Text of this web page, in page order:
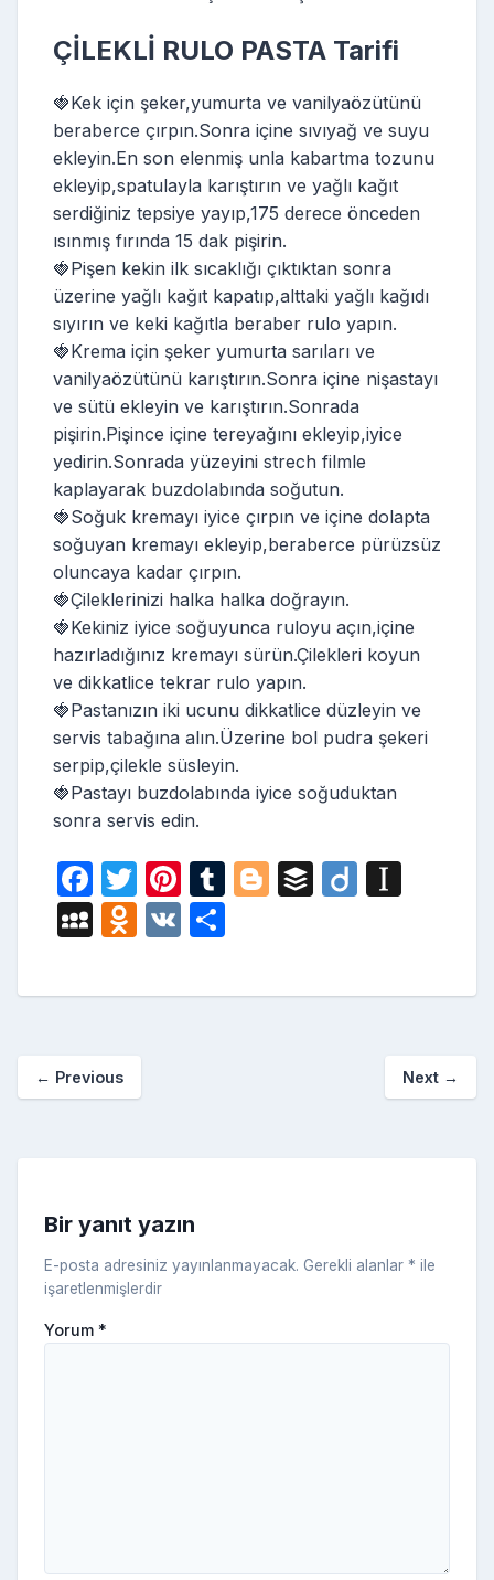
ÇİLEKLİ RULO PASTA Tarifi
🍓Kek için şeker,yumurta ve vanilyaözütünü
beraberce çırpın.Sonra içine sıvıyağ ve suyu
ekleyin.En son elenmiş unla kabartma tozunu
ekleyip,spatulayla karıştırın ve yağlı kağıt
serdiğiniz tepsiye yayıp,175 derece önceden
ısınmış fırında 15 dak pişirin.
🍓Pişen kekin ilk sıcaklığı çıktıktan sonra
üzerine yağlı kağıt kapatıp,alttaki yağlı kağıdı
sıyırın ve keki kağıtla beraber rulo yapın.
🍓Krema için şeker yumurta sarıları ve
vanilyaözütünü karıştırın.Sonra içine nişastayı
ve sütü ekleyin ve karıştırın.Sonrada
pişirin.Pişince içine tereyağını ekleyip,iyice
yedirin.Sonrada yüzeyini strech filmle
kaplayarak buzdolabında soğutun.
🍓Soğuk kremayı iyice çırpın ve içine dolapta
soğuyan kremayı ekleyip,beraberce pürüzsüz
oluncaya kadar çırpın.
🍓Çileklerinizi halka halka doğrayın.
🍓Kekiniz iyice soğuyunca ruloyu açın,içine
hazırladığınız kremayı sürün.Çilekleri koyun
ve dikkatlice tekrar rulo yapın.
🍓Pastanızın iki ucunu dikkatlice düzleyin ve
servis tabağına alın.Üzerine bol pudra şekeri
serpip,çilekle süsleyin.
🍓Pastayı buzdolabında iyice soğuduktan
sonra servis edin.
F
a
c
e
o
T
w
itt
er
Pi
nt
er
e
T
bl
Bl
g
B
r
Di
p
er
M
S
a
c
O
n
a
ki
V
ar
← Previous Next →
Bir yanıt yazın
E-posta adresiniz yayınlanmayacak. Gerekli alanlar * ile
işaretlenmişlerdir
Yorum *